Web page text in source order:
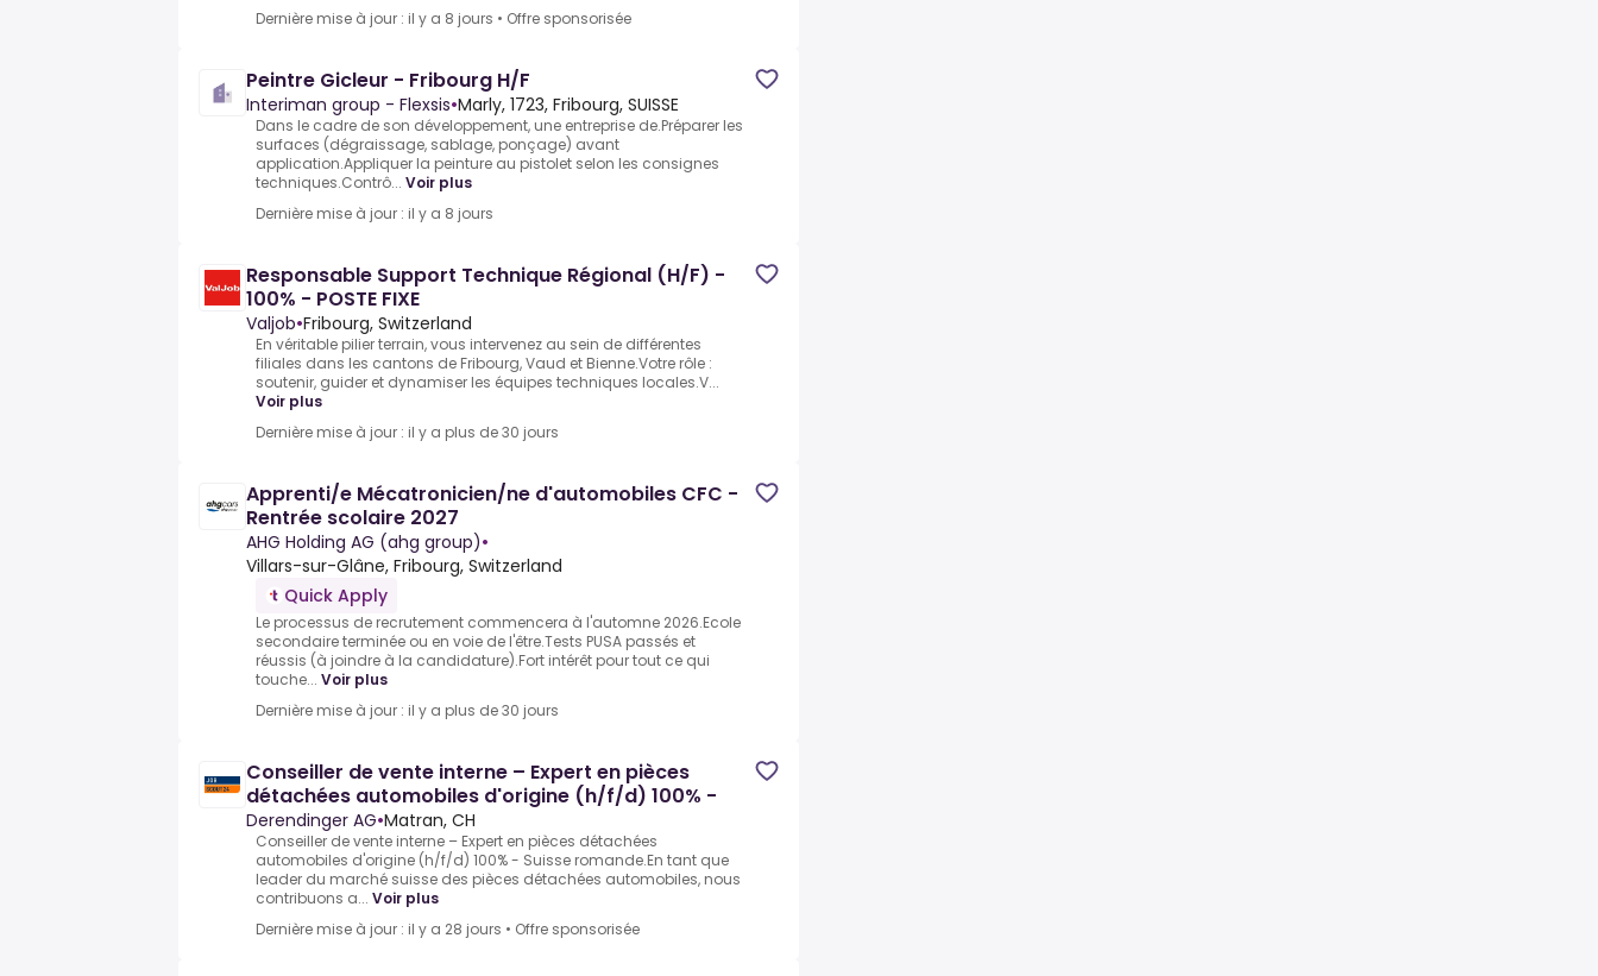
Dernière mise à jour : il y a 8 jours • Offre sponsorisée
Peintre Gicleur - Fribourg H/F
Interiman group - Flexsis•Marly, 1723, Fribourg, SUISSE
Dans le cadre de son développement, une entreprise de.Préparer les
surfaces (dégraissage, sablage, ponçage) avant
application.Appliquer la peinture au pistolet selon les consignes
techniques.Contrô... Voir plus
Dernière mise à jour : il y a 8 jours
Responsable Support Technique Régional (H/F) -
100% - POSTE FIXE
Valjob•Fribourg, Switzerland
En véritable pilier terrain, vous intervenez au sein de différentes
filiales dans les cantons de Fribourg, Vaud et Bienne.Votre rôle :
soutenir, guider et dynamiser les équipes techniques locales.V...
Voir plus
Dernière mise à jour : il y a plus de 30 jours
Apprenti/e Mécatronicien/ne d'automobiles CFC -
Rentrée scolaire 2027
AHG Holding AG (ahg group)•
Villars-sur-Glâne, Fribourg, Switzerland
Quick Apply
Le processus de recrutement commencera à l'automne 2026.Ecole
secondaire terminée ou en voie de l'être.Tests PUSA passés et
réussis (à joindre à la candidature).Fort intérêt pour tout ce qui
touche... Voir plus
Dernière mise à jour : il y a plus de 30 jours
Conseiller de vente interne – Expert en pièces
détachées automobiles d'origine (h/f/d) 100% -
Derendinger AG•Matran, CH
Conseiller de vente interne – Expert en pièces détachées
automobiles d'origine (h/f/d) 100% - Suisse romande.En tant que
leader du marché suisse des pièces détachées automobiles, nous
contribuons a... Voir plus
Dernière mise à jour : il y a 28 jours • Offre sponsorisée